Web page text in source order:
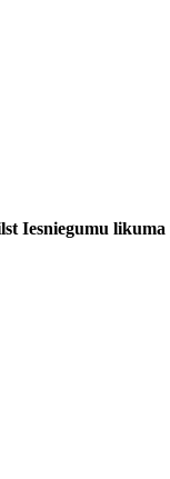
Iesniegumu